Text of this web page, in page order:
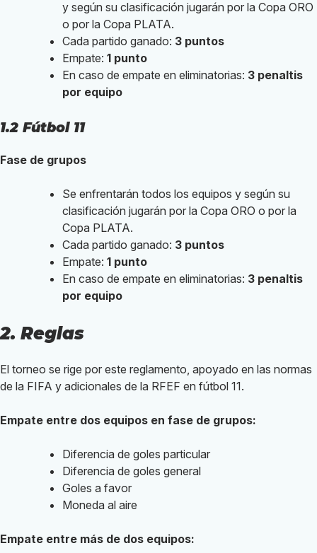
y según su clasificación jugarán por la Copa ORO
o por la Copa PLATA.
Cada partido ganado: 3 puntos
Empate: 1 punto
En caso de empate en eliminatorias: 3 penaltis
por equipo
1.2 Fútbol 11
Fase de grupos
Se enfrentarán todos los equipos y según su
clasificación jugarán por la Copa ORO o por la
Copa PLATA.
Cada partido ganado: 3 puntos
Empate: 1 punto
En caso de empate en eliminatorias: 3 penaltis
por equipo
2. Reglas
El torneo se rige por este reglamento, apoyado en las normas
de la FIFA y adicionales de la RFEF en fútbol 11.
Empate entre dos equipos en fase de grupos:
Diferencia de goles particular
Diferencia de goles general
Goles a favor
Moneda al aire
Empate entre más de dos equipos: